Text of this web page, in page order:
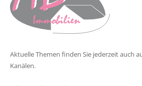
Referenzobjekte
Verkaufsanfrage
Aktuelle Themen finden Sie jederzeit auch
Kanälen.